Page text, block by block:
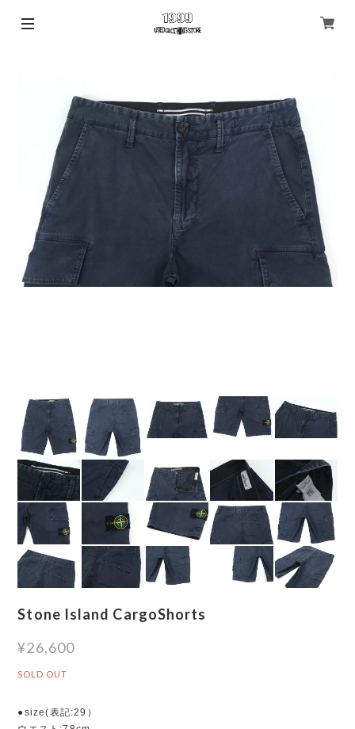
Stone Island CargoShorts
¥26,600
SOLD OUT
●size(表記:29）